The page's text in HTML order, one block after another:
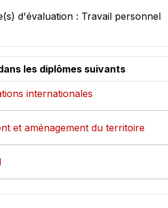
d'évaluation : Travail personnel
les diplômes suivants
internationales
et aménagement du territoire